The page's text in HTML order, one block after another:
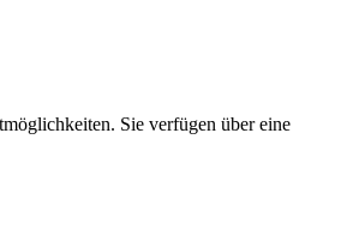
Sie verfügen über eine